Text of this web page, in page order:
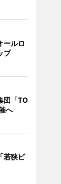
ールロ
プ
団「TO
へ
若狭ビ